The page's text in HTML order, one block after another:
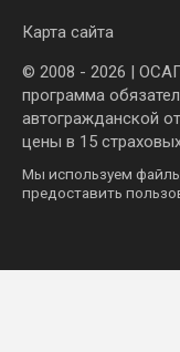
Карта сайта
© 2008 - 2026 |
программа
автогражданской
цены в 15
Мы используем
предоставить